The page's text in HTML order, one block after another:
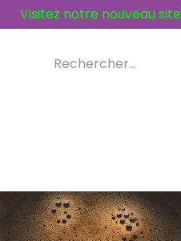
Visitez notre nouveau site